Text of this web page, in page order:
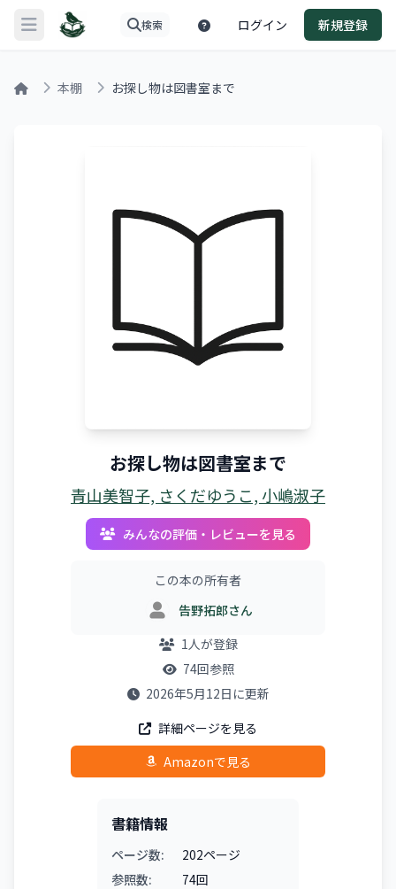
メニューを開く 検索 ログイン 新規登録
本棚 お探し物は図書室まで
お探し物は図書室まで
青山美智子, さくだゆうこ, 小嶋淑子
みんなの評価・レビューを見る
この本の所有者
告野拓郎さん
1人が登録
74回参照
2026年5月12日に更新
詳細ページを見る
Amazonで見る
書籍情報
ページ数:
202ページ
参照数:
74回